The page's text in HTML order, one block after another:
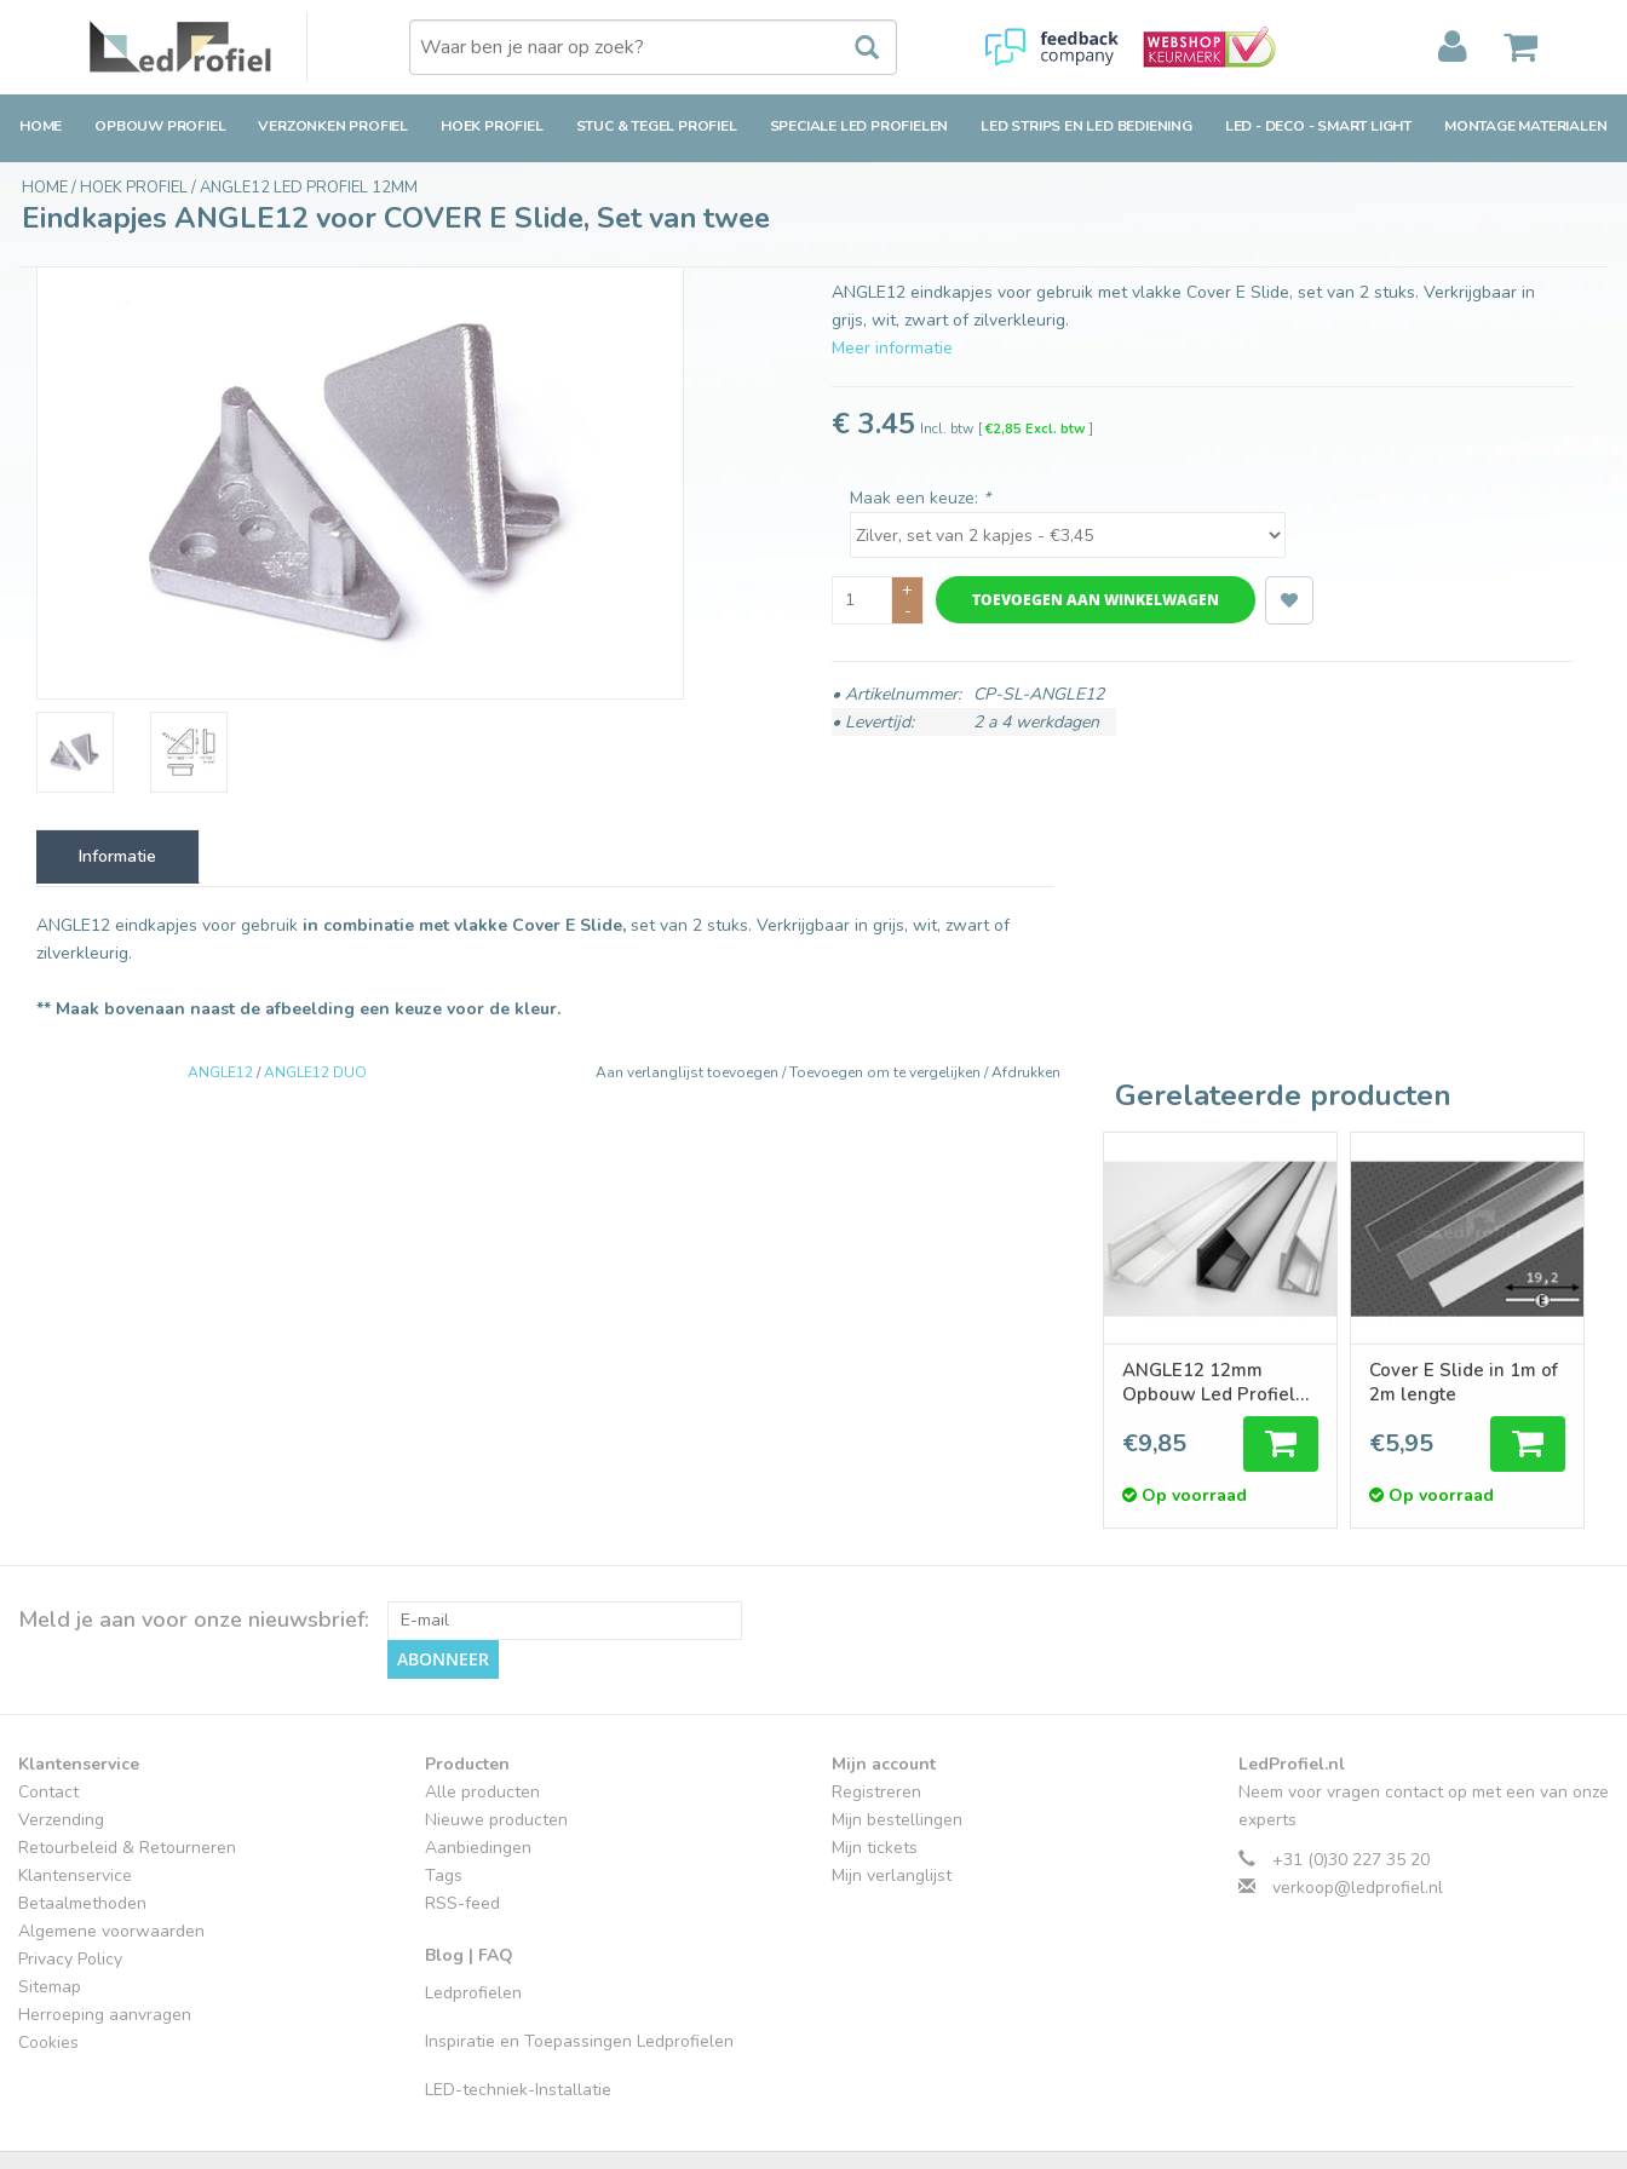
HOME OPBOUW PROFIEL VERZONKEN PROFIEL HOEK PROFIEL STUC & TEGEL PROFIEL SPECIALE LED PROFIELEN LED STRIPS EN LED BEDIENING LED - DECO - SMART LIGHT MONTAGE MATERIALEN
Eindkapjes ANGLE12 voor COVER E Slide, Set van twee
HOME/ HOEK PROFIEL/ANGLE12 LED PROFIEL 12MM
Eindkapjes ANGLE12 voor COVER E Slide, Set van twee
ANGLE12 eindkapjes voor gebruik met vlakke Cover E Slide, set van 2 stuks. Verkrijgbaar in
grijs, wit, zwart of zilverkleurig.
Meer informatie
€ 3.45 Incl. btw [€2,85 Excl. btw]
Maak een keuze: *
+
-
TOEVOEGEN AAN WINKELWAGEN
• Artikelnummer:
CP-SL-ANGLE12
• Levertijd:
2 a 4 werkdagen
Informatie
ANGLE12 eindkapjes voor gebruik in combinatie met vlakke Cover E Slide, set van 2 stuks. Verkrijgbaar in grijs, wit, zwart of
zilverkleurig.
** Maak bovenaan naast de afbeelding een keuze voor de kleur.
Gerelateerde producten
ANGLE12 12mm
Opbouw Led Profiel
€9,85
Op voorraad
Cover E Slide in 1m of
2m lengte
€5,95
Op voorraad
ANGLE12/ANGLE12 DUO Aan verlanglijst toevoegen /Toevoegen om te vergelijken /Afdrukken
Meld je aan voor onze nieuwsbrief:
ABONNEER
Klantenservice
Contact
Verzending
Retourbeleid & Retourneren
Klantenservice
Betaalmethoden
Algemene voorwaarden
Privacy Policy
Sitemap
Herroeping aanvragen
Cookies
Producten
Alle producten
Nieuwe producten
Aanbiedingen
Tags
RSS-feed
Blog | FAQ
Ledprofielen
Inspiratie en Toepassingen Ledprofielen
LED-techniek-Installatie
Mijn account
Registreren
Mijn bestellingen
Mijn tickets
Mijn verlanglijst
LedProfiel.nl
Neem voor vragen contact op met een van onze
experts
+31 (0)30 227 35 20
verkoop@ledprofiel.nl